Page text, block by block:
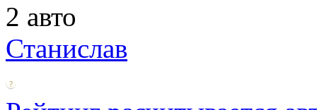
2 авто
Станислав